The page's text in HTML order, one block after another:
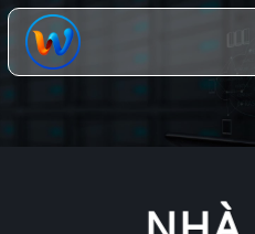
Chuyển
đến
dung